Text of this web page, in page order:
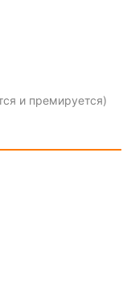
и премируется)